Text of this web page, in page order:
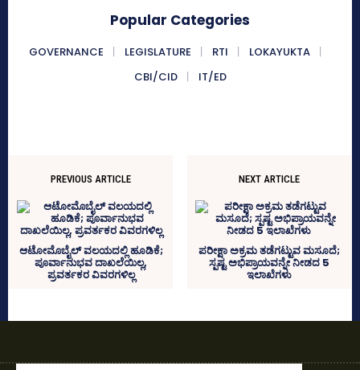
Popular Categories
GOVERNANCE LEGISLATURE RTI
LOKAYUKTA
CBI/CID
IT/ED
PREVIOUS ARTICLE
ಆಟೋಮೊಬೈಲ್‌ ವಲಯದಲ್ಲಿ ಹೂಡಿಕೆ;
ಪೂರ್ವಾನುಭವ ದಾಖಲೆಯಿಲ್ಲ,
ಪ್ರವರ್ತಕರ ವಿವರಗಳಿಲ್ಲ
NEXT ARTICLE
ಪರೀಕ್ಷಾ ಅಕ್ರಮ ತಡೆಗಟ್ಟುವ ಮಸೂದೆ;
ಸ್ಪಷ್ಟ ಅಭಿಪ್ರಾಯವನ್ನೇ ನೀಡದ 5
ಇಲಾಖೆಗಳು